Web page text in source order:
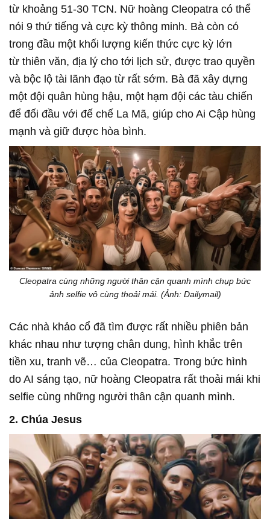
từ khoảng 51-30 TCN. Nữ hoàng Cleopatra có thể
nói 9 thứ tiếng và cực kỳ thông minh. Bà còn có
trong đầu một khối lượng kiến thức cực kỳ lớn
từ thiên văn, địa lý cho tới lịch sử, được trao quyền
và bộc lộ tài lãnh đạo từ rất sớm. Bà đã xây dựng
một đội quân hùng hậu, một hạm đội các tàu chiến
để đối đầu với đế chế La Mã, giúp cho Ai Cập hùng
mạnh và giữ được hòa bình.
Cleopatra cùng những người thân cận quanh mình chụp bức
ảnh selfie vô cùng thoải mái. (Ảnh: Dailymail)
Các nhà khảo cổ đã tìm được rất nhiều phiên bản
khác nhau như tượng chân dung, hình khắc trên
tiền xu, tranh vẽ… của Cleopatra. Trong bức hình
do AI sáng tạo, nữ hoàng Cleopatra rất thoải mái khi
selfie cùng những người thân cận quanh mình.
2. Chúa Jesus